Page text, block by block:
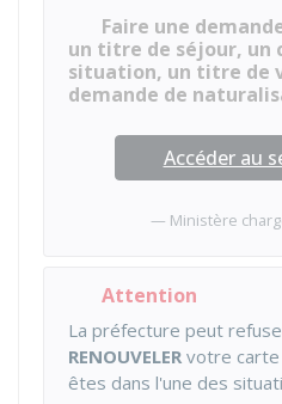
Faire une
un titre de séjour, un
situation, un titre de
demande de
Accéder au
Ministère
Attention
La préfecture peut
RENOUVELER votre
êtes dans l'une des